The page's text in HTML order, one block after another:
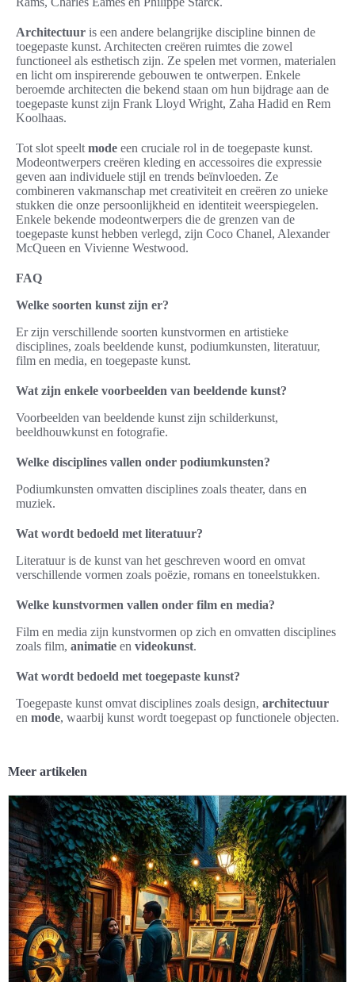
Architectuur is een andere belangrijke discipline binnen de
toegepaste kunst. Architecten creëren ruimtes die zowel
functioneel als esthetisch zijn. Ze spelen met vormen, materialen
en licht om inspirerende gebouwen te ontwerpen. Enkele
beroemde architecten die bekend staan om hun bijdrage aan de
toegepaste kunst zijn Frank Lloyd Wright, Zaha Hadid en Rem
Koolhaas.
Tot slot speelt mode een cruciale rol in de toegepaste kunst.
Modeontwerpers creëren kleding en accessoires die expressie
geven aan individuele stijl en trends beïnvloeden. Ze
combineren vakmanschap met creativiteit en creëren zo unieke
stukken die onze persoonlijkheid en identiteit weerspiegelen.
Enkele bekende modeontwerpers die de grenzen van de
toegepaste kunst hebben verlegd, zijn Coco Chanel, Alexander
McQueen en Vivienne Westwood.
FAQ
Welke soorten kunst zijn er?
Er zijn verschillende soorten kunstvormen en artistieke
disciplines, zoals beeldende kunst, podiumkunsten, literatuur,
film en media, en toegepaste kunst.
Wat zijn enkele voorbeelden van beeldende kunst?
Voorbeelden van beeldende kunst zijn schilderkunst,
beeldhouwkunst en fotografie.
Welke disciplines vallen onder podiumkunsten?
Podiumkunsten omvatten disciplines zoals theater, dans en
muziek.
Wat wordt bedoeld met literatuur?
Literatuur is de kunst van het geschreven woord en omvat
verschillende vormen zoals poëzie, romans en toneelstukken.
Welke kunstvormen vallen onder film en media?
Film en media zijn kunstvormen op zich en omvatten disciplines
zoals film, animatie en videokunst.
Wat wordt bedoeld met toegepaste kunst?
Toegepaste kunst omvat disciplines zoals design, architectuur
en mode, waarbij kunst wordt toegepast op functionele objecten.
Meer artikelen